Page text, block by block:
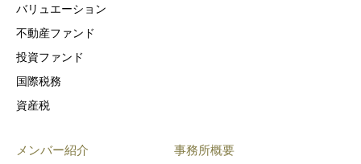
バリュエーション
不動産ファンド
投資ファンド
国際税務
資産税
メンバー紹介 事務所概要